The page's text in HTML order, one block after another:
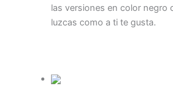
las versiones en color negro
luzcas como a ti te gusta.